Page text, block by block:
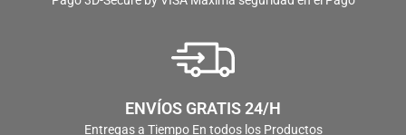
ENVÍOS GRATIS 24/H
Entregas a Tiempo En todos los Productos